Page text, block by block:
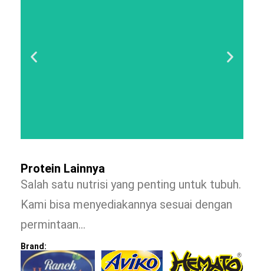
Protein Lainnya
Salah satu nutrisi yang penting untuk tubuh.
Kami bisa menyediakannya sesuai dengan
permintaan…
Brand: